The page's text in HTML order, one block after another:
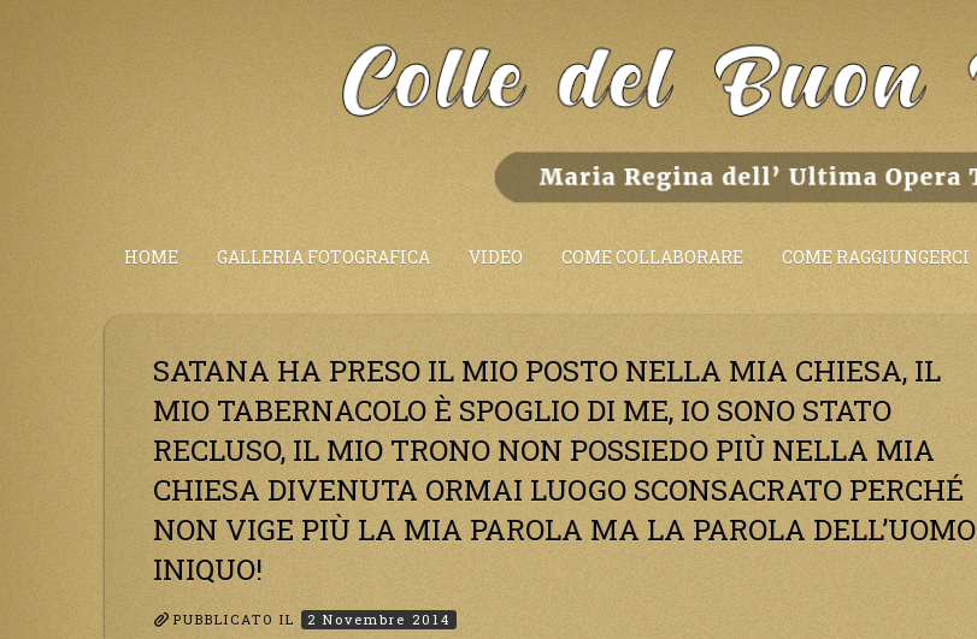
HOME GALLERIA FOTOGRAFICA VIDEO COME COLLABORARE COME RAGGIUNGERCI
SATANA HA PRESO IL MIO POSTO NELLA MIA CHIESA, IL
MIO TABERNACOLO È SPOGLIO DI ME, IO SONO STATO
RECLUSO, IL MIO TRONO NON POSSIEDO PIÙ NELLA MIA
CHIESA DIVENUTA ORMAI LUOGO SCONSACRATO PERCHÉ
NON VIGE PIÙ LA MIA PAROLA MA LA PAROLA DELL’UOMO
INIQUO!
PUBBLICATO IL 2 Novembre 2014